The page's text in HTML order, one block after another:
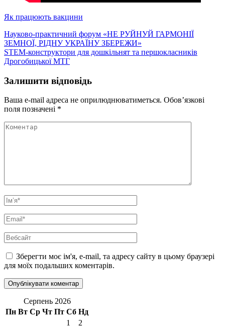
Як працюють вакцини
Навігація
записів
Науково-практичний форум «НЕ РУЙНУЙ ГАРМОНІЇ
ЗЕМНОЇ, РІДНУ УКРАЇНУ ЗБЕРЕЖИ»
STEM-конструктори для дошкільнят та першокласників
Дрогобицької МТГ
Залишити відповідь
Ваша e-mail адреса не оприлюднюватиметься. Обов’язкові
поля позначені *
Коментар
Ім’я*
Email*
Вебсайт
Зберегти моє ім'я, e-mail, та адресу сайту в цьому браузері
для моїх подальших коментарів.
Серпень 2026
Пн Вт Ср Чт Пт Сб Нд
1
2